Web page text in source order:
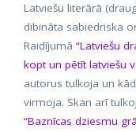
Latviešu literārā
dibināta sabiedriska
Raidījumā “Latviešu
kopt un pētīt latviešu
autorus tulkoja un
virmoja. Skan arī
“Baznīcas dziesmu